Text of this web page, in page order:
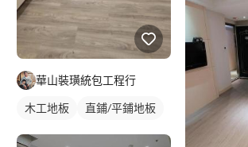
華山裝璜統包工程行
木工地板 直鋪/平鋪地板